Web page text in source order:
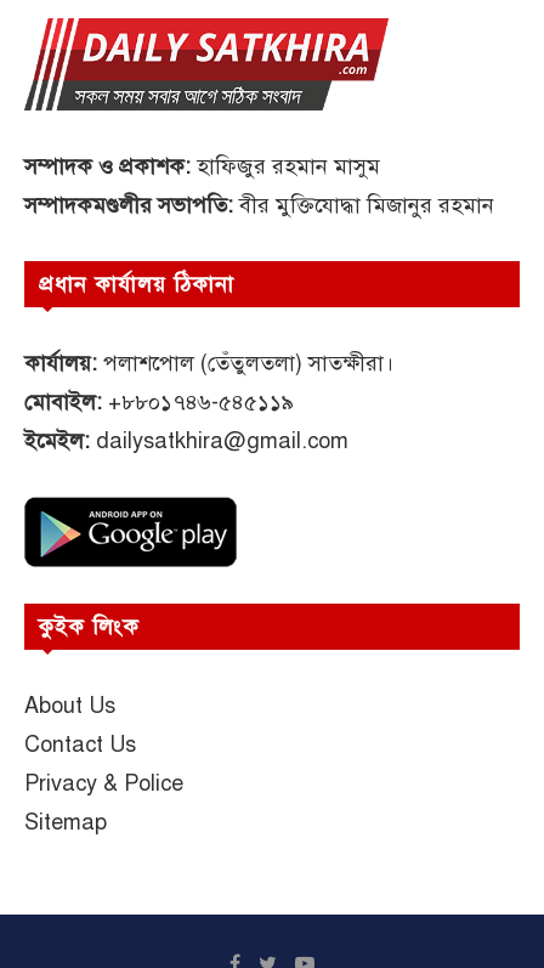
সম্পাদক ও প্রকাশক:হাফিজুর রহমান মাসুম
সম্পাদকমণ্ডলীর সভাপতি:বীর মুক্তিযোদ্ধা মিজানুর রহমান
প্রধান কার্যালয় ঠিকানা
কার্যালয়: পলাশপোল (তেঁতুলতলা) সাতক্ষীরা।
মোবাইল: +৮৮০১৭৪৬-৫৪৫১১৯
ইমেইল: dailysatkhira@gmail.com
কুইক লিংক
About Us
Contact Us
Privacy & Police
Sitemap